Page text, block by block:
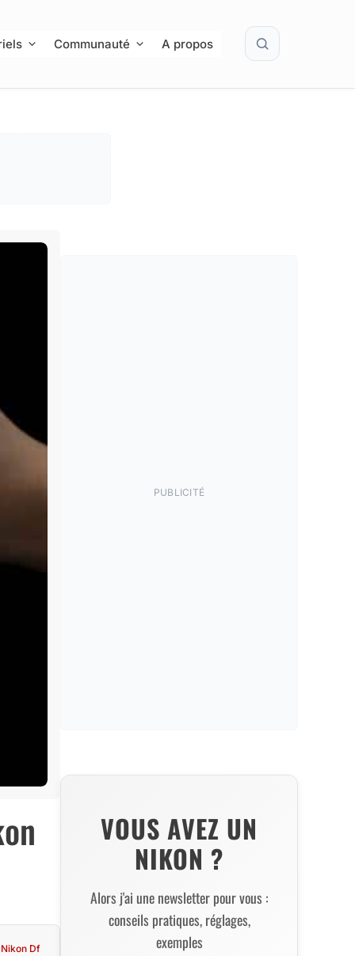
Communauté A propos Rechercher
Nikon Df
PUBLICITÉ
VOUS AVEZ UN
NIKON ?
Alors j'ai une newsletter pour vous :
conseils pratiques, réglages,
exemples